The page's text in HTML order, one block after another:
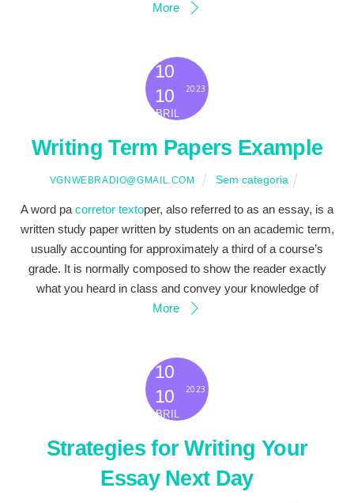
More
10
10
ABRIL
2023
Writing Term Papers Example
VGNWEBRADIO@GMAIL.COM Sem categoria
A word pa corretor textoper, also referred to as an essay, is a
written study paper written by students on an academic term,
usually accounting for approximately a third of a course’s
grade. It is normally composed to show the reader exactly
what you heard in class and convey your knowledge of
More
10
10
ABRIL
2023
Strategies for Writing Your
Essay Next Day